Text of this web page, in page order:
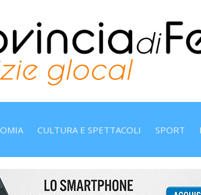
CULTURA E SPETTACOLI SPORT